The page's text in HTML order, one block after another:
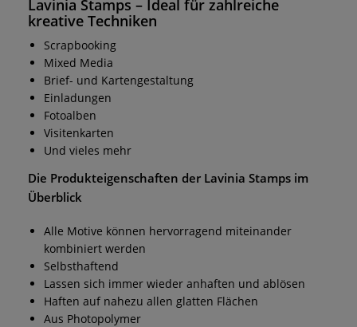
Lavinia Stamps – Ideal für zahlreiche
kreative Techniken
Scrapbooking
Mixed Media
Brief- und Kartengestaltung
Einladungen
Fotoalben
Visitenkarten
Und vieles mehr
Die Produkteigenschaften der Lavinia Stamps im
Überblick
Alle Motive können hervorragend miteinander
kombiniert werden
Selbsthaftend
Lassen sich immer wieder anhaften und ablösen
Haften auf nahezu allen glatten Flächen
Aus Photopolymer